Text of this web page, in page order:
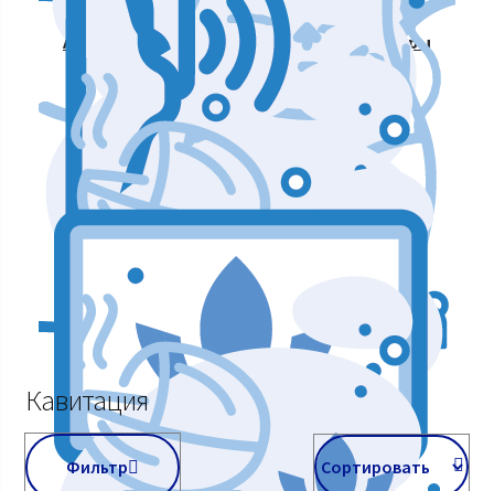
Аппараты для массажа и коррекции фигуры
Аппараты для лазерных процедур
Уход и подтяжка кожи лица
Аппараты мышечной стимуляции
Косметологическое оборудование
Кавитация
Фильтр